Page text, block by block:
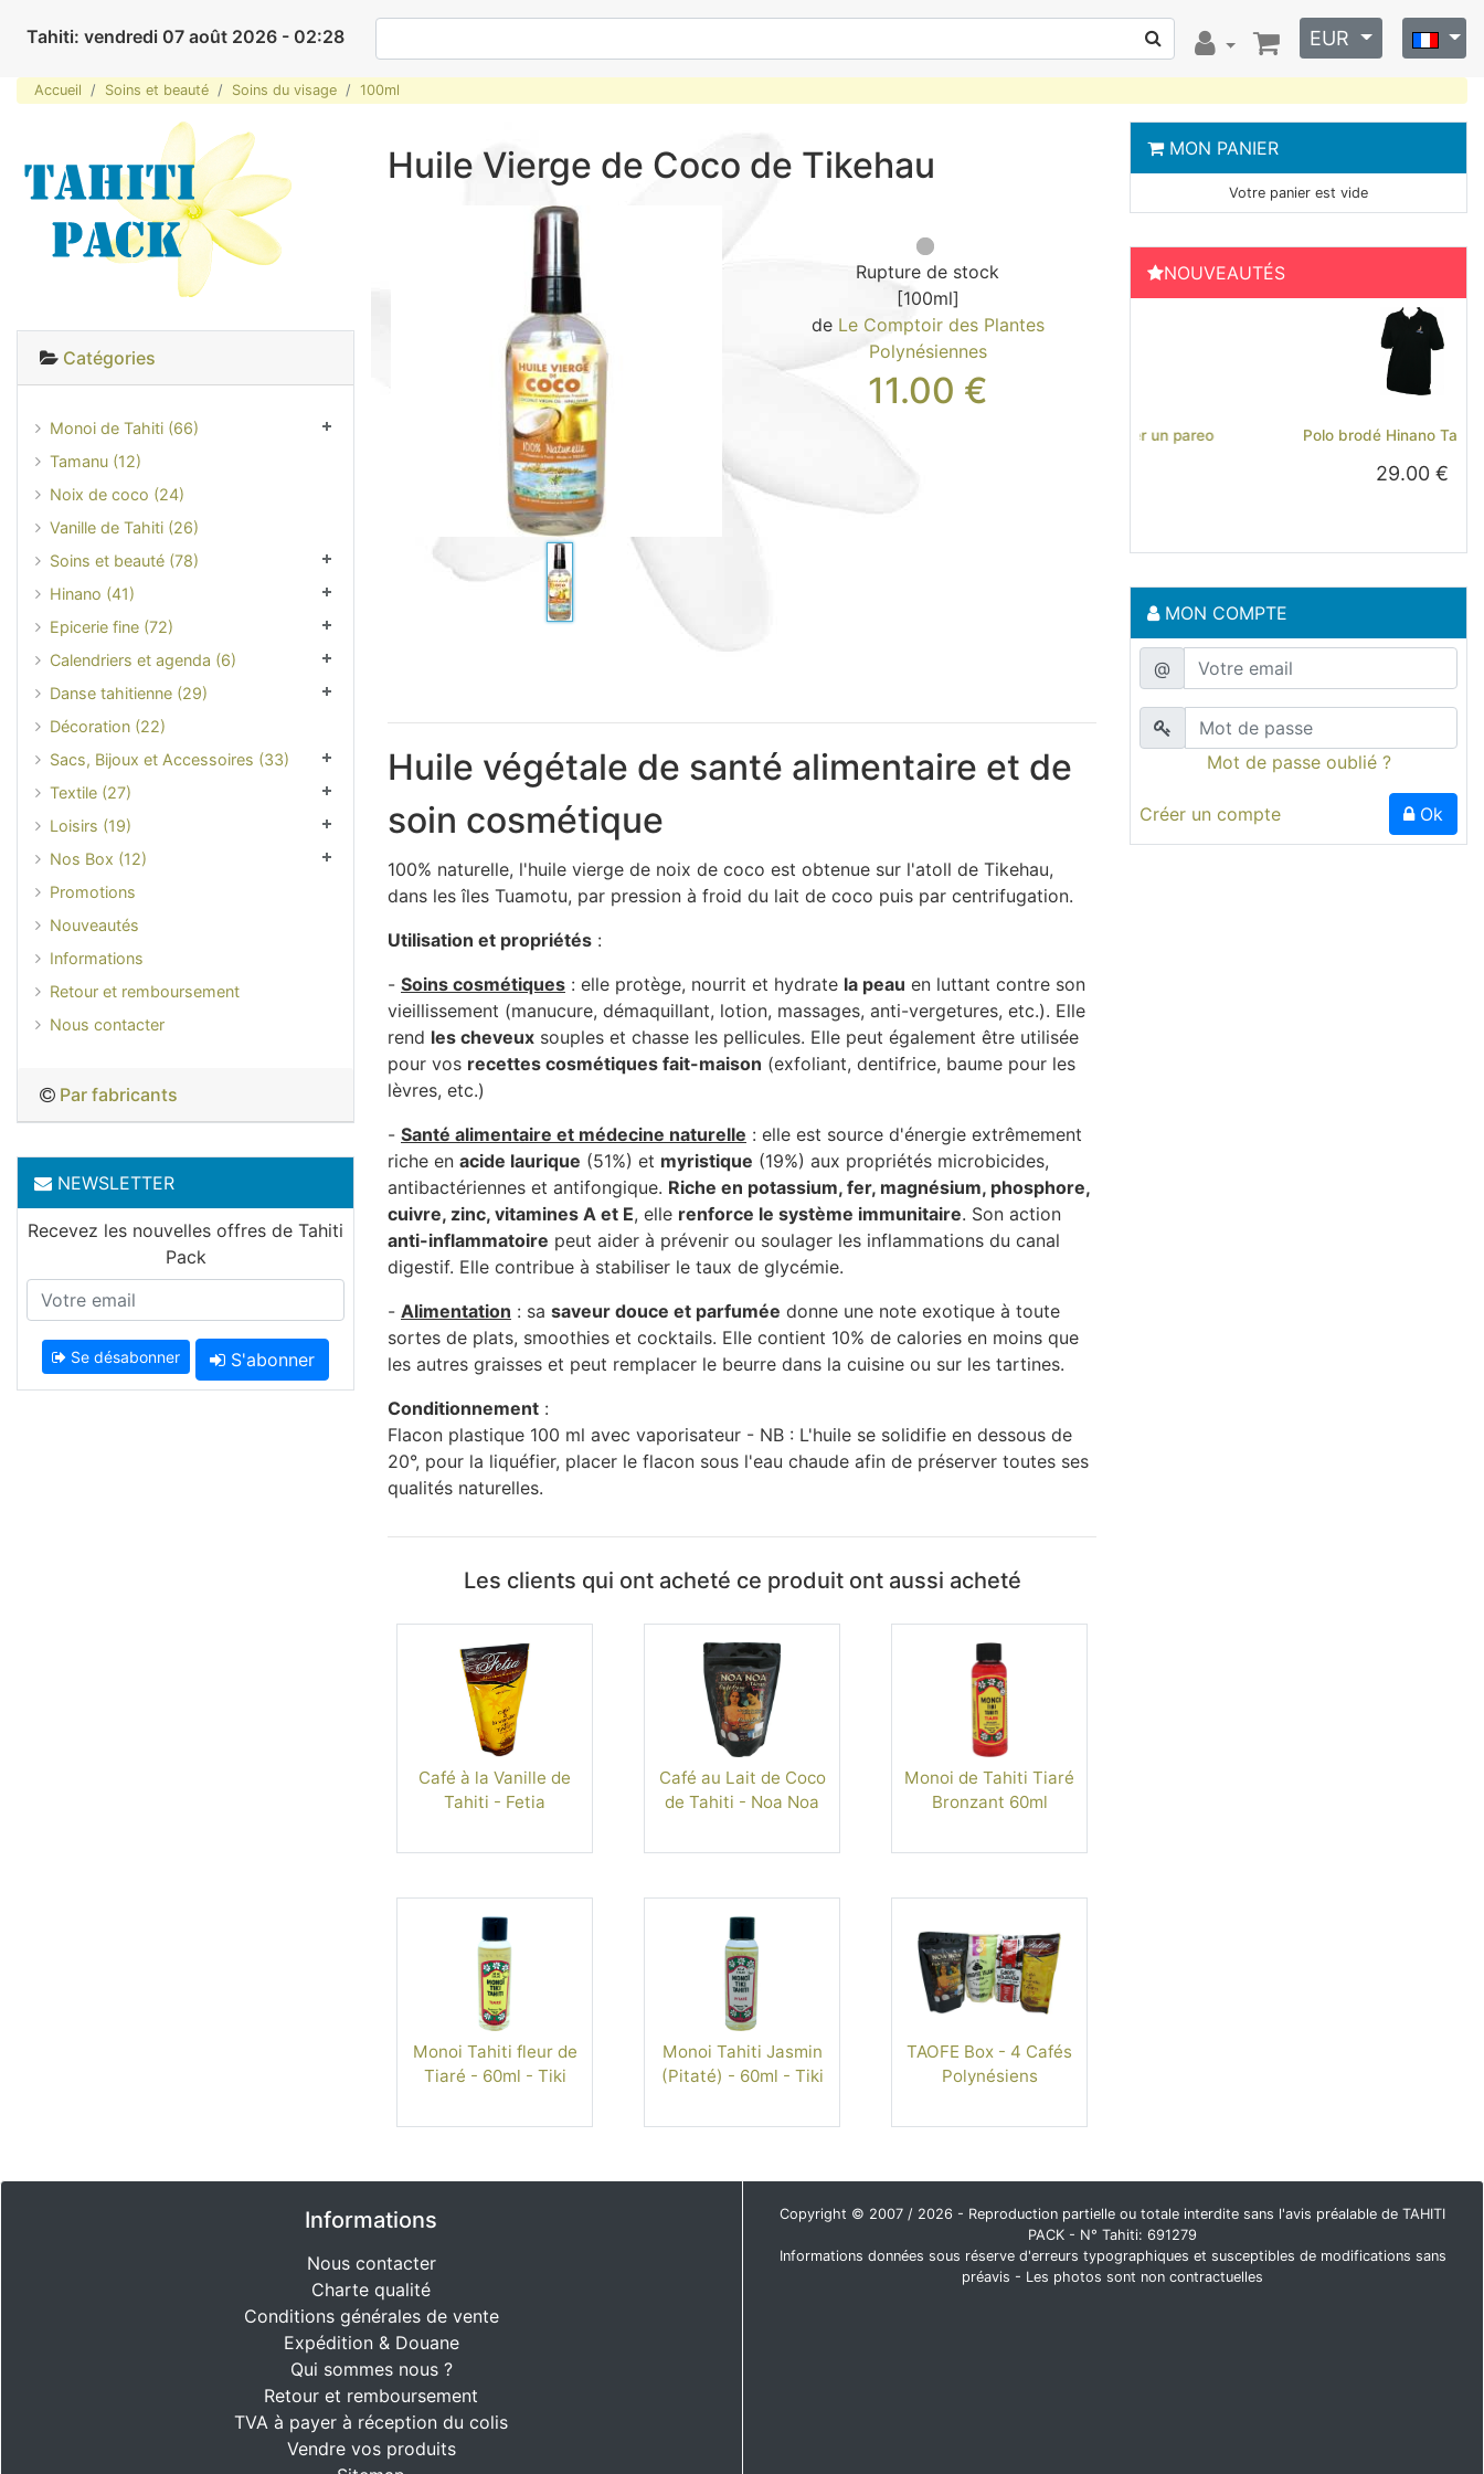
Tahiti: vendredi 07 août 2026 - 02:28 EUR
Accueil Soins et beauté Soins du visage 100ml
Huile Vierge de Coco de Tikehau
Rupture de stock
[100ml]
de Le Comptoir des Plantes
Polynésiennes
11.00 €
Huile végétale de santé alimentaire et de
soin cosmétique
100% naturelle, l'huile vierge de noix de coco est obtenue sur l'atoll de Tikehau,
dans les îles Tuamotu, par pression à froid du lait de coco puis par centrifugation.
Utilisation et propriétés :
- Soins cosmétiques : elle protège, nourrit et hydrate la peau en luttant contre son
vieillissement (manucure, démaquillant, lotion, massages, anti-vergetures, etc.). Elle
rend les cheveux souples et chasse les pellicules. Elle peut également être utilisée
pour vos recettes cosmétiques fait-maison (exfoliant, dentifrice, baume pour les
lèvres, etc.)
- Santé alimentaire et médecine naturelle : elle est source d'énergie extrêmement
riche en acide laurique (51%) et myristique (19%) aux propriétés microbicides,
antibactériennes et antifongique. Riche en potassium, fer, magnésium, phosphore,
cuivre, zinc, vitamines A et E, elle renforce le système immunitaire. Son action
anti-inflammatoire peut aider à prévenir ou soulager les inflammations du canal
digestif. Elle contribue à stabiliser le taux de glycémie.
- Alimentation : sa saveur douce et parfumée donne une note exotique à toute
sortes de plats, smoothies et cocktails. Elle contient 10% de calories en moins que
les autres graisses et peut remplacer le beurre dans la cuisine ou sur les tartines.
Conditionnement :
Flacon plastique 100 ml avec vaporisateur - NB : L'huile se solidifie en dessous de
20°, pour la liquéfier, placer le flacon sous l'eau chaude afin de préserver toutes ses
qualités naturelles.
Les clients qui ont acheté ce produit ont aussi acheté
Café à la Vanille de
Tahiti - Fetia
Café au Lait de Coco
de Tahiti - Noa Noa
Monoi de Tahiti Tiaré
Bronzant 60ml
Monoi Tahiti fleur de
Tiaré - 60ml - Tiki
Monoi Tahiti Jasmin
(Pitaté) - 60ml - Tiki
TAOFE Box - 4 Cafés
Polynésiens
Catégories
Monoi de Tahiti (66)
Tamanu (12)
Noix de coco (24)
Vanille de Tahiti (26)
Soins et beauté (78)
Hinano (41)
Epicerie fine (72)
Calendriers et agenda (6)
Danse tahitienne (29)
Décoration (22)
Sacs, Bijoux et Accessoires (33)
Textile (27)
Loisirs (19)
Nos Box (12)
Promotions
Nouveautés
Informations
Retour et remboursement
Nous contacter
Par fabricants
NEWSLETTER
Recevez les nouvelles offres de Tahiti
Pack
Se désabonner S'abonner
MON PANIER
Votre panier est vide
NOUVEAUTÉS
Polo brodé Hinano Tahiti - Noir
Previous Next
MON COMPTE
@
Mot de passe oublié ?
Créer un compte Ok
Informations
Nous contacter
Charte qualité
Conditions générales de vente
Expédition & Douane
Qui sommes nous ?
Retour et remboursement
TVA à payer à réception du colis
Vendre vos produits
Copyright © 2007 / 2026 - Reproduction partielle ou totale interdite sans l'avis préalable de TAHITI
PACK - N° Tahiti: 691279
Informations données sous réserve d'erreurs typographiques et susceptibles de modifications sans
préavis - Les photos sont non contractuelles